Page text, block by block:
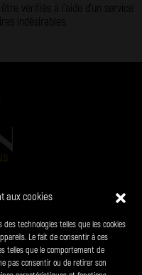
aux cookies
technologies telles que les cookies
Le fait de consentir à ces
telles que le comportement de
pas consentir ou de retirer son
vérifiés à l’aide d’un service
indésirables.
SPIRITUEUX
CONTACT
Brantôme-en-Périgord